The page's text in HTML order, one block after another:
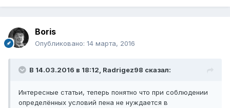
Boris
Опубликовано: 14 марта, 2016
В 14.03.2016 в 18:12, Radrigez98 сказал:
Интересные статьи, теперь понятно что при соблюдении
определённых условий пена не нуждается в